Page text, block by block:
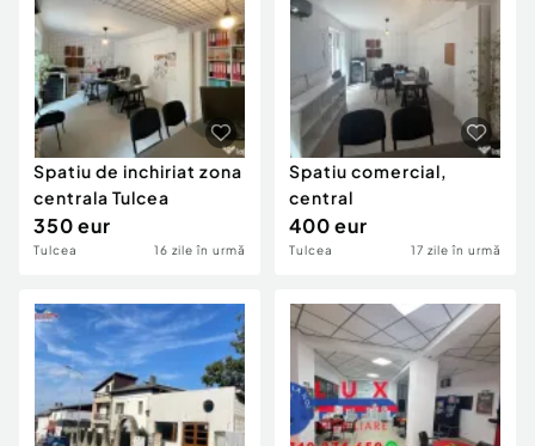
Spatiu de inchiriat zona
centrala Tulcea
350 eur
Tulcea 16 zile în urmă
Spatiu comercial,
central
400 eur
Tulcea 17 zile în urmă